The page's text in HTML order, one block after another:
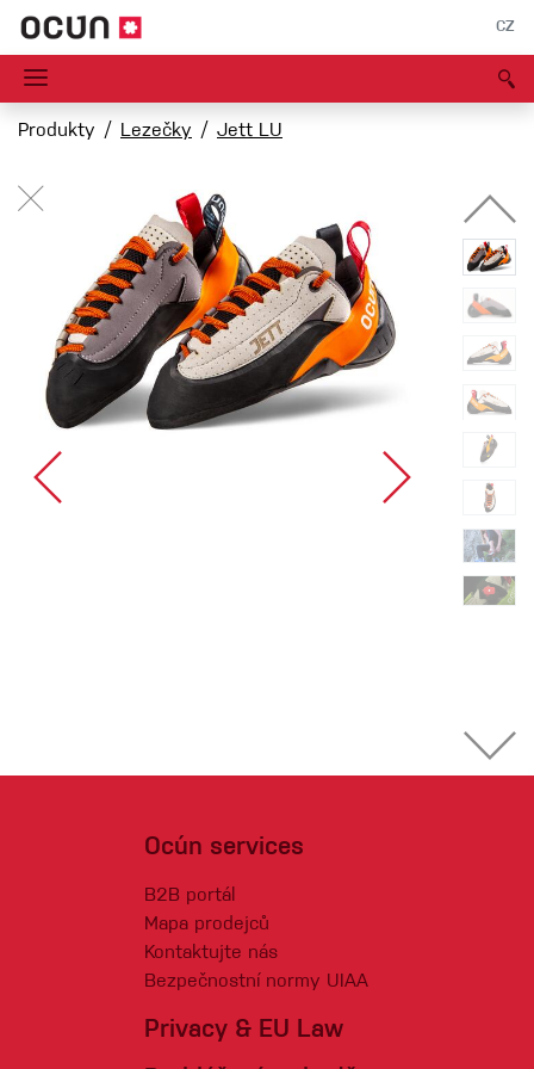
CZ
Produkty Lezečky Jett LU
Ocún services
B2B portál
Mapa prodejců
Kontaktujte nás
Bezpečnostní normy UIAA
Privacy & EU Law